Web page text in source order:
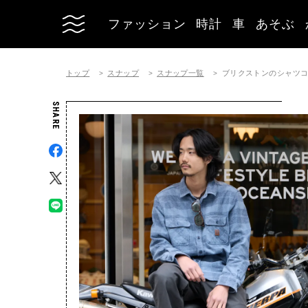
ファッション 時計 車 あそぶ
トップ スナップ スナップ一覧 ブリクストンのシャツ
SHARE